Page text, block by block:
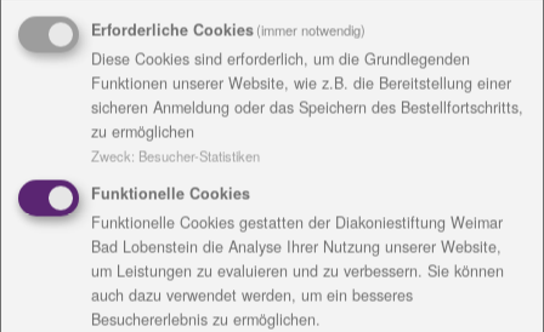
Unterstützung und Mitgliedschaft
Kontakt
Erforderliche Cookies(immer notwendig)
Diese Cookies sind erforderlich, um die Grundlegenden
Funktionen unserer Website, wie z.B. die Bereitstellung einer
sicheren Anmeldung oder das Speichern des Bestellfortschritts,
zu ermöglichen
Zweck: Besucher-Statistiken
Funktionelle Cookies
Funktionelle Cookies gestatten der Diakoniestiftung Weimar
Bad Lobenstein die Analyse Ihrer Nutzung unserer Website,
um Leistungen zu evaluieren und zu verbessern. Sie können
auch dazu verwendet werden, um ein besseres
Besuchererlebnis zu ermöglichen.